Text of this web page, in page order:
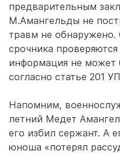
предварительным
М.Амангельды не
травм не
срочника
информация не может
согласно статье 201
Напомним,
летний Медет
его избил сержант. А
юноша «потерял